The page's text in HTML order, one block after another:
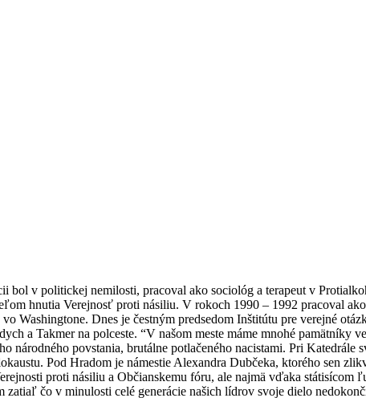
v politickej nemilosti, pracoval ako sociológ a terapeut v
hnutia Verejnosť proti násiliu. V rokoch 1990 – 1992 pracoval
Washingtone. Dnes je čestným predsedom Inštitútu pre verejné
a Takmer na polceste. “V našom meste máme mnohé pamätníky
národného povstania, brutálne potlačeného nacistami. Pri
Pod Hradom je námestie Alexandra Dubčeka, ktorého sen
proti násiliu a Občianskemu fóru, ale najmä vďaka státisícom
čo v minulosti celé generácie našich lídrov svoje dielo